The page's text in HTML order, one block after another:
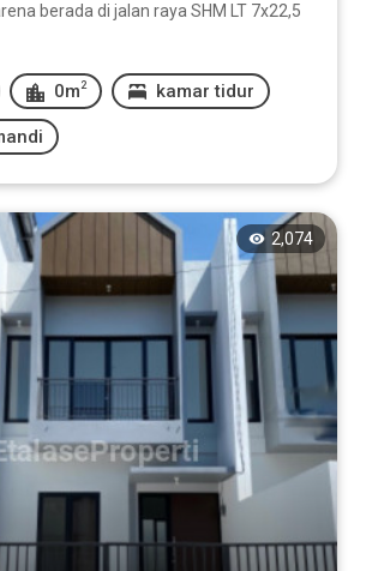
berada di jalan raya SHM LT 7x22,5
0m 2 kamar tidur
2,074